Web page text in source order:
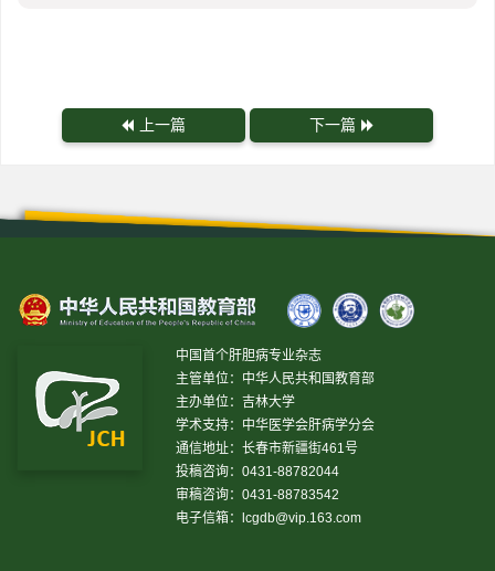
上一篇 下一篇
中国首个肝胆病专业杂志
主管单位：中华人民共和国教育部
主办单位：吉林大学
学术支持：中华医学会肝病学分会
通信地址：长春市新疆街461号
投稿咨询：0431-88782044
审稿咨询：0431-88783542
电子信箱：
lcgdb@vip.163.com